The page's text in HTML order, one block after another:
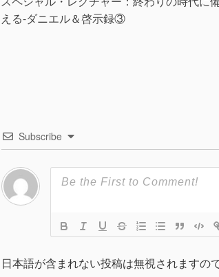
稿
シ
ョ
ン
える-ダニエル＆啓示録③
Subscribe
日本語が含まれない投稿は無視されますの